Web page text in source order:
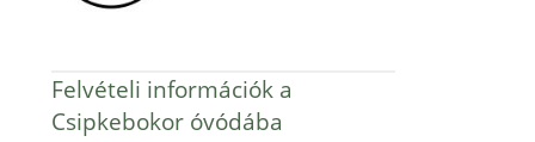
Felvételi információk a
Csipkebokor óvódába